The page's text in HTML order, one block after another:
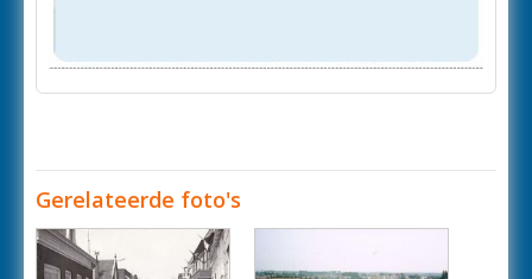
Gerelateerde foto's